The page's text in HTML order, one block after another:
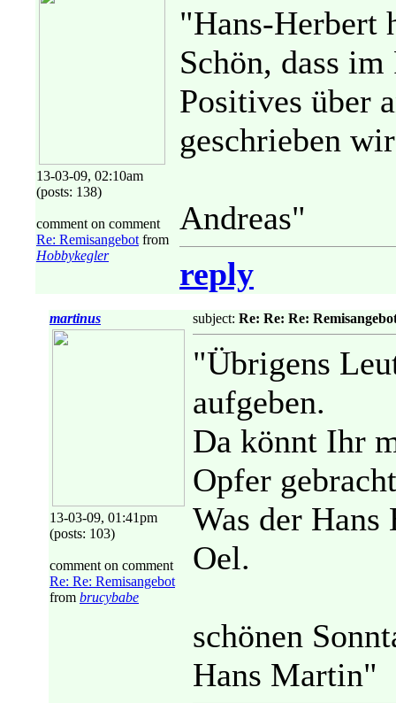
13-03-09, 02:10am
(posts: 138)
comment on comment
Re: Remisangebot from
Hobbykegler
"Hans-Herbert
Schön, dass
Positives über
geschrieben
Andreas"
reply
martinus
13-03-09, 01:41pm
(posts: 103)
comment on comment
Re: Re: Remisangebot
from brucybabe
subject: Re: Re: Re:
"Übrigens
aufgeben.
Da könnt Ihr
Opfer
Was der
Oel.
schönen
Hans Martin"